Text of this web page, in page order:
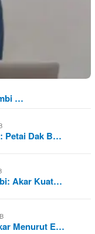
…
Petai Dak B…
Akar Kuat…
Menurut E…